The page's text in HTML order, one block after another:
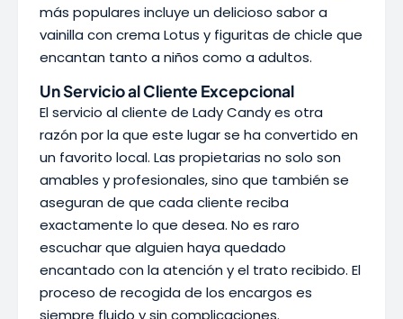
más populares incluye un delicioso sabor a
vainilla con crema Lotus y figuritas de chicle que
encantan tanto a niños como a adultos.
Un Servicio al Cliente Excepcional
El servicio al cliente de Lady Candy es otra
razón por la que este lugar se ha convertido en
un favorito local. Las propietarias no solo son
amables y profesionales, sino que también se
aseguran de que cada cliente reciba
exactamente lo que desea. No es raro
escuchar que alguien haya quedado
encantado con la atención y el trato recibido. El
proceso de recogida de los encargos es
siempre fluido y sin complicaciones.